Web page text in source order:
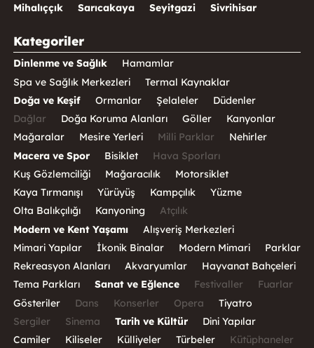
Mihalıççık
Sarıcakaya Seyitgazi Sivrihisar
Kategoriler
Dinlenme ve Sağlık
Hamamlar
Spa ve Sağlık Merkezleri
Termal Kaynaklar
Doğa ve Keşif
Ormanlar Şelaleler
Düdenler
Dağlar
Doğa Koruma Alanları Göller
Kanyonlar
Mağaralar
Mesire Yerleri Milli Parklar
Nehirler
Macera ve Spor
Bisiklet
Hava Sporları
Kuş Gözlemciliği
Mağaracılık
Motorsiklet
Kaya Tırmanışı
Yürüyüş Kampçılık
Yüzme
Olta Balıkçılığı
Kanyoning
Atçılık
Modern ve Kent Yaşamı
Alışveriş Merkezleri
Mimari Yapılar
İkonik Binalar Modern Mimari
Parklar
Rekreasyon Alanları
Akvaryumlar
Hayvanat Bahçeleri
Tema Parkları
Sanat ve Eğlence Festivaller
Fuarlar
Gösteriler
Dans Konserler Opera
Tiyatro
Sergiler
Sinema Tarih ve Kültür
Dini Yapılar
Camiler
Kiliseler Külliyeler Türbeler
Kütüphaneler